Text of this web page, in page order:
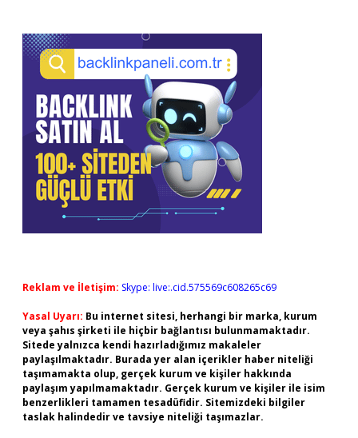
Reklam ve İletişim: Skype: live:.cid.575569c608265c69
Yasal Uyarı: Bu internet sitesi, herhangi bir marka, kurum
veya şahıs şirketi ile hiçbir bağlantısı bulunmamaktadır.
Sitede yalnızca kendi hazırladığımız makaleler
paylaşılmaktadır. Burada yer alan içerikler haber niteliği
taşımamakta olup, gerçek kurum ve kişiler hakkında
paylaşım yapılmamaktadır. Gerçek kurum ve kişiler ile isim
benzerlikleri tamamen tesadüfidir. Sitemizdeki bilgiler
taslak halindedir ve tavsiye niteliği taşımazlar.